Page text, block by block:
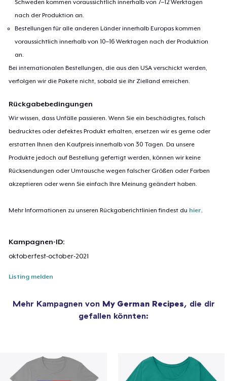
Schweden kommen voraussichtlich innerhalb von 7–12 Werktagen
nach der Produktion an.
Bestellungen für alle anderen Länder innerhalb Europas kommen
voraussichtlich innerhalb von 10–16 Werktagen nach der Produktion
an.
Bei internationalen Bestellungen, die aus den USA verschickt werden,
verfolgen wir die Pakete nicht, sobald sie ihr Zielland erreichen.
Rückgabebedingungen
Wir wissen, dass Unfälle passieren. Wenn Sie ein beschädigtes, falsch
bedrucktes oder defektes Produkt erhalten, ersetzen wir es gerne oder
erstatten Ihnen den Kaufpreis innerhalb von 30 Tagen. Da unsere
Produkte jedoch auf Bestellung gefertigt werden, können wir keine
Rücksendungen oder Umtausche wegen falscher Größen oder Farben
akzeptieren oder wenn Sie einfach Ihre Meinung geändert haben.
Mehr Informationen zu unseren Rückgaberichtlinien findest du hier
Kampagnen-ID:
oktoberfest-october-2021
Listing melden
Mehr Kampagnen von My German Recipes, die dir
gefallen könnten: